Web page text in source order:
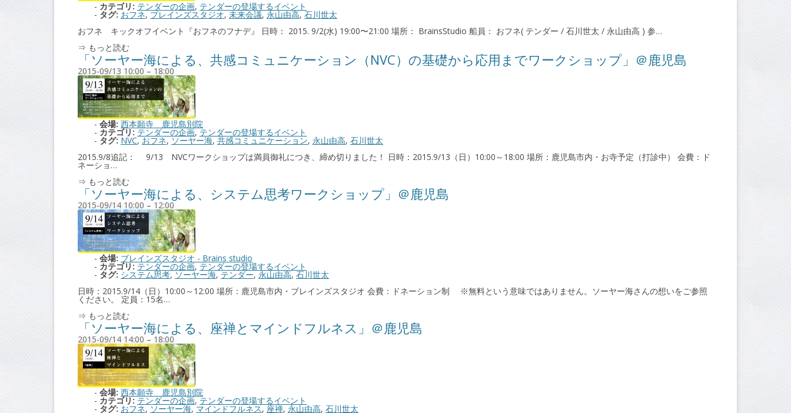
カテゴリ: テンダーの企画, テンダーの登場するイベント
タグ: おフネ,ブレインズスタジオ,未来会議,永山由高,石川世太
おフネ キックオフイベント『おフネのフナデ』 日時： 2015. 9/2(水) 19:00〜21:00 場所： BrainsStudio 船員： おフネ( テンダー / 石川世太 / 永山由高 ) 参…
⇒ もっと読む
「ソーヤー海による、共感コミュニケーション（NVC）の基礎から応用までワークショップ」＠鹿児島
2015-09/13 10:00 – 18:00
会場: 西本願寺 鹿児島別院
カテゴリ: テンダーの企画,テンダーの登場するイベント
タグ: NVC,おフネ,ソーヤー海,共感コミュニケーション, 永山由高, 石川世太
2015.9/8追記： 9/13 NVCワークショップは満員御礼につき、締め切りました！ 日時：2015.9/13（日）10:00～18:00 場所：鹿児島市内・お寺予定（打診中） 会費：ド
ネーショ…
⇒ もっと読む
「ソーヤー海による、システム思考ワークショップ」＠鹿児島
2015-09/14 10:00 – 12:00
会場: ブレインズスタジオ - Brains studio
カテゴリ: テンダーの企画,テンダーの登場するイベント
タグ: システム思考,ソーヤー海,テンダー,永山由高,石川世太
日時：2015.9/14（日）10:00～12:00 場所：鹿児島市内・ブレインズスタジオ 会費：ドネーション制 ※無料という意味ではありません。ソーヤー海さんの想いをご参照
ください。 定員：15名…
⇒ もっと読む
「ソーヤー海による、座禅とマインドフルネス」＠鹿児島
2015-09/14 14:00 – 18:00
会場: 西本願寺 鹿児島別院
カテゴリ: テンダーの企画,テンダーの登場するイベント
タグ: おフネ,ソーヤー海,マインドフルネス,座禅,永山由高, 石川世太